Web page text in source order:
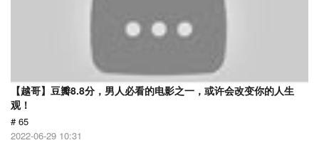
【越哥】豆瓣8.8分，男人必看的电影之一，或许会改变你的人生
观！
# 65
2022-06-29 10:31